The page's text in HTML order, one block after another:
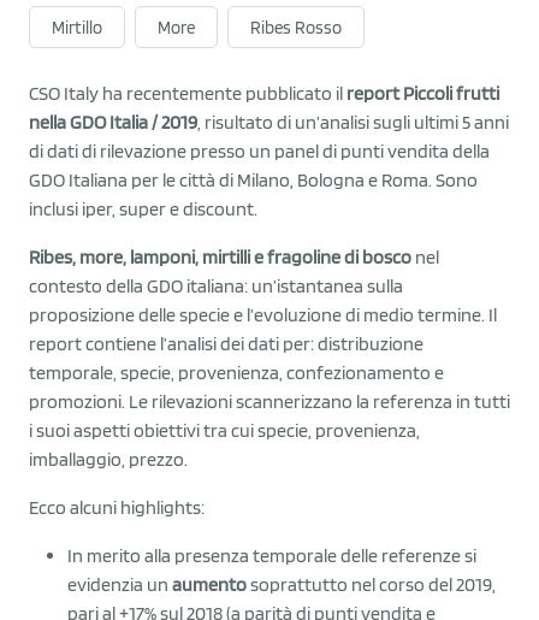
Mirtillo More Ribes Rosso
CSO Italy ha recentemente pubblicato il report Piccoli frutti
nella GDO Italia / 2019, risultato di un’analisi sugli ultimi 5 anni
di dati di rilevazione presso un panel di punti vendita della
GDO Italiana per le città di Milano, Bologna e Roma. Sono
inclusi iper, super e discount.
Ribes, more, lamponi, mirtilli e fragoline di bosco nel
contesto della GDO italiana: un’istantanea sulla
proposizione delle specie e l’evoluzione di medio termine. Il
report contiene l’analisi dei dati per: distribuzione
temporale, specie, provenienza, confezionamento e
promozioni. Le rilevazioni scannerizzano la referenza in tutti
i suoi aspetti obiettivi tra cui specie, provenienza,
imballaggio, prezzo.
Ecco alcuni highlights:
In merito alla presenza temporale delle referenze si
evidenzia un aumentosoprattutto nel corso del 2019,
pari al +17% sul 2018 (a parità di punti vendita e